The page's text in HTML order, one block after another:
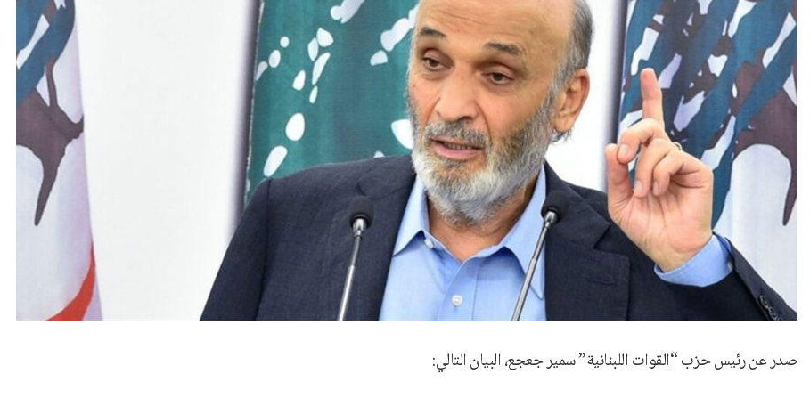
صدر عن رئيس حزب “القوات اللبنانية” سمير جعجع، البيان التالي: